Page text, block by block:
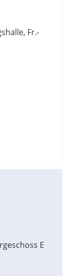
Fr.-
E